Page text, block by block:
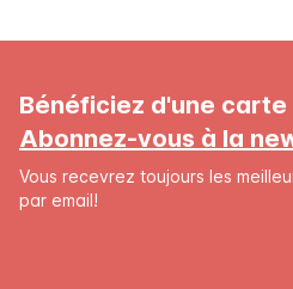
Bénéficiez d'une carte
Abonnez-vous à la
Vous recevrez toujours les
par email!